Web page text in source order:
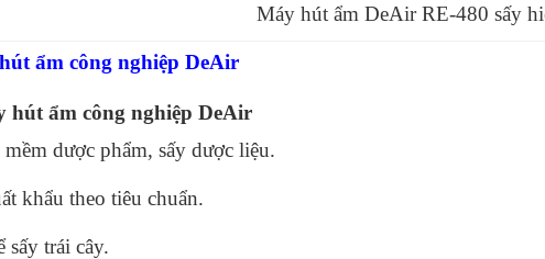
Máy hút ẩm DeAir RE-480 sấy hiệu
ẩm công nghiệp DeAir
hút ẩm công nghiệp DeAir
dược phẩm, sấy dược liệu.
khẩu theo tiêu chuẩn.
sấy trái cây.